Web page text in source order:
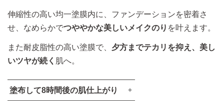
伸縮性の高い均一塗膜内に、ファンデーションを密着さ
せ、なめらかでつややかな美しいメイクのり を叶えます。
また耐皮脂性の高い塗膜で、 夕方までテカリを抑え、美し
いツヤが続く 肌へ。
塗布して8時間後の肌仕上がり